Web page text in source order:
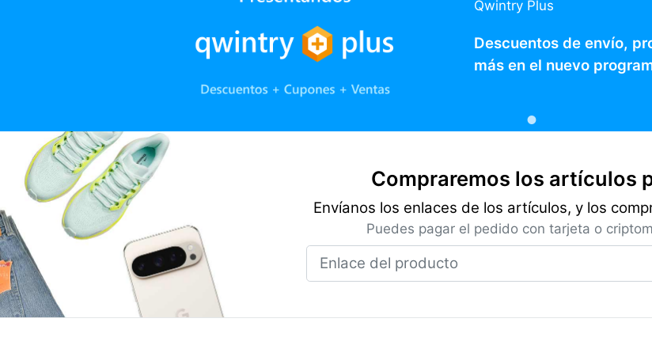
Qwintry Plus
Descuentos de envío,
más en el nuevo
Compraremos los artículos
Envíanos los enlaces de los artículos, y los
Puedes pagar el pedido con tarjeta o